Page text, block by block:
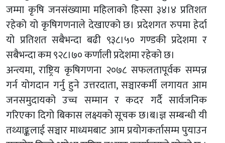
जम्मा कृषि जनसंख्यामा महिलाको हिस्सा ३४।४ प्रतिशत
रहेको यो कृषिगणनाले देखाएको छ। प्रदेशगत रुपमा हेर्दा
यो प्रतिशत सबैभन्दा बढी ९३८।५० गण्डकी प्रदेशमा र
सबैभन्दा कम ९२८।७० कर्णाली प्रदेशमा रहेको छ।
अन्त्यमा, राष्ट्रिय कृषिगणना २०७८ सफलतापूर्वक सम्पन्न
गर्न योगदान गर्नु हुने उत्तरदाता, सञ्चारकर्मी लगायत आम
जनसमुदायको उच्च सम्मान र कदर गर्दै सार्वजनिक
गरिएका दिगो बिकास लक्ष्यको सूचक छ।ब।ज्ञ सम्बन्धी यी
तथ्याङ्कलाई सञ्चार माध्यमबाट आम प्रयोगकर्तासम्म पुयाउन